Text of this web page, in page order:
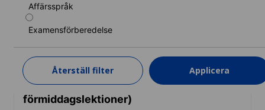
Affärsspråk
Examensförberedelse
Återställ filter Applicera
1 vecka
6 151 SEK
TA REDA PÅ MER
Standardkurs (Garanterade
förmiddagslektioner)